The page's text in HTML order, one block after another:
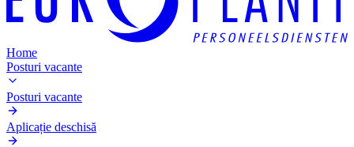
Home
Posturi vacante
Posturi vacante
Aplicație deschisă